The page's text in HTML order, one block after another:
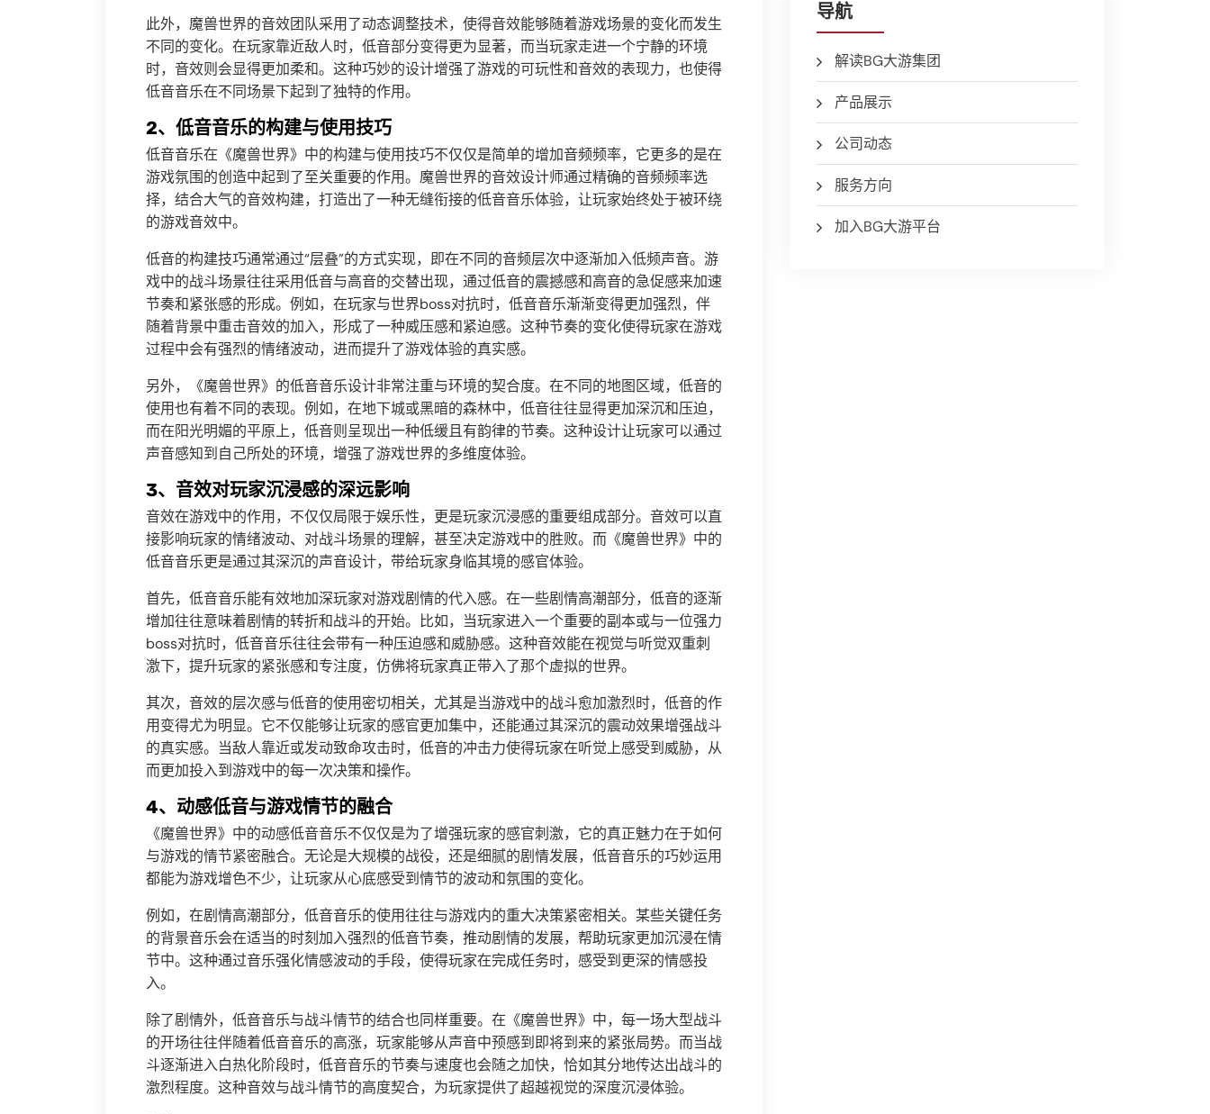
此外，魔兽世界的音效团队采用了动态调整技术，使得音效能够随着游戏场景的变化而发生
不同的变化。在玩家靠近敌人时，低音部分变得更为显著，而当玩家走进一个宁静的环境
时，音效则会显得更加柔和。这种巧妙的设计增强了游戏的可玩性和音效的表现力，也使得
低音音乐在不同场景下起到了独特的作用。
2、低音音乐的构建与使用技巧
低音音乐在《魔兽世界》中的构建与使用技巧不仅仅是简单的增加音频频率，它更多的是在
游戏氛围的创造中起到了至关重要的作用。魔兽世界的音效设计师通过精确的音频频率选
择，结合大气的音效构建，打造出了一种无缝衔接的低音音乐体验，让玩家始终处于被环绕
的游戏音效中。
低音的构建技巧通常通过“层叠”的方式实现，即在不同的音频层次中逐渐加入低频声音。游
戏中的战斗场景往往采用低音与高音的交替出现，通过低音的震撼感和高音的急促感来加速
节奏和紧张感的形成。例如，在玩家与世界boss对抗时，低音音乐渐渐变得更加强烈，伴
随着背景中重击音效的加入，形成了一种威压感和紧迫感。这种节奏的变化使得玩家在游戏
过程中会有强烈的情绪波动，进而提升了游戏体验的真实感。
另外，《魔兽世界》的低音音乐设计非常注重与环境的契合度。在不同的地图区域，低音的
使用也有着不同的表现。例如，在地下城或黑暗的森林中，低音往往显得更加深沉和压迫，
而在阳光明媚的平原上，低音则呈现出一种低缓且有韵律的节奏。这种设计让玩家可以通过
声音感知到自己所处的环境，增强了游戏世界的多维度体验。
3、音效对玩家沉浸感的深远影响
音效在游戏中的作用，不仅仅局限于娱乐性，更是玩家沉浸感的重要组成部分。音效可以直
接影响玩家的情绪波动、对战斗场景的理解，甚至决定游戏中的胜败。而《魔兽世界》中的
低音音乐更是通过其深沉的声音设计，带给玩家身临其境的感官体验。
首先，低音音乐能有效地加深玩家对游戏剧情的代入感。在一些剧情高潮部分，低音的逐渐
增加往往意味着剧情的转折和战斗的开始。比如，当玩家进入一个重要的副本或与一位强力
boss对抗时，低音音乐往往会带有一种压迫感和威胁感。这种音效能在视觉与听觉双重刺
激下，提升玩家的紧张感和专注度，仿佛将玩家真正带入了那个虚拟的世界。
其次，音效的层次感与低音的使用密切相关，尤其是当游戏中的战斗愈加激烈时，低音的作
用变得尤为明显。它不仅能够让玩家的感官更加集中，还能通过其深沉的震动效果增强战斗
的真实感。当敌人靠近或发动致命攻击时，低音的冲击力使得玩家在听觉上感受到威胁，从
而更加投入到游戏中的每一次决策和操作。
4、动感低音与游戏情节的融合
《魔兽世界》中的动感低音音乐不仅仅是为了增强玩家的感官刺激，它的真正魅力在于如何
与游戏的情节紧密融合。无论是大规模的战役，还是细腻的剧情发展，低音音乐的巧妙运用
都能为游戏增色不少，让玩家从心底感受到情节的波动和氛围的变化。
例如，在剧情高潮部分，低音音乐的使用往往与游戏内的重大决策紧密相关。某些关键任务
的背景音乐会在适当的时刻加入强烈的低音节奏，推动剧情的发展，帮助玩家更加沉浸在情
节中。这种通过音乐强化情感波动的手段，使得玩家在完成任务时，感受到更深的情感投
入。
除了剧情外，低音音乐与战斗情节的结合也同样重要。在《魔兽世界》中，每一场大型战斗
的开场往往伴随着低音音乐的高涨，玩家能够从声音中预感到即将到来的紧张局势。而当战
斗逐渐进入白热化阶段时，低音音乐的节奏与速度也会随之加快，恰如其分地传达出战斗的
激烈程度。这种音效与战斗情节的高度契合，为玩家提供了超越视觉的深度沉浸体验。
导航
解读BG大游集团
产品展示
公司动态
服务方向
加入BG大游平台